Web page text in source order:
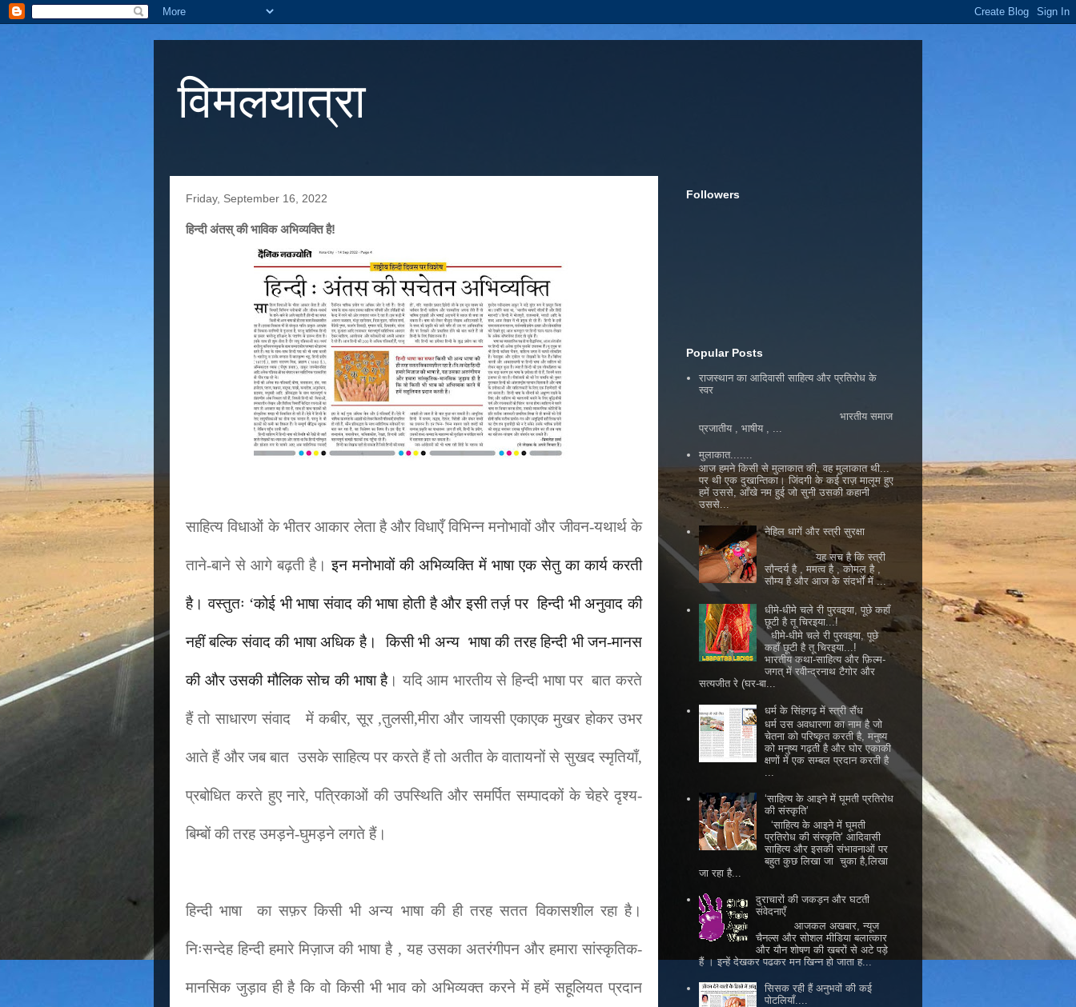
विमलयात्रा
Friday, September 16, 2022
हिन्दी अंतस् की भाविक अभिव्यक्ति है!
साहित्य विधाओं के भीतर आकार लेता है और विधाएँ विभिन्न मनोभावों और जीवन-यथार्थ के
ताने-बाने से आगे बढ़ती है।इन मनोभावों की अभिव्यक्ति में भाषा एक सेतु का कार्य करती
है। वस्तुतः ‘कोई भी भाषा संवाद की भाषा होती है और इसी तर्ज़ परहिन्दी भी अनुवाद की
नहीं बल्कि संवाद की भाषा अधिक है। किसी भी अन्य भाषा की तरह हिन्दी भी जन-मानस
की और उसकी मौलिक सोच की भाषा है। यदि आम भारतीय सेहिन्दी भाषा पर बात करते
हैं तो साधारण संवाद में कबीर, सूर ,तुलसी,मीरा और जायसी एकाएक मुखर होकर उभर
आते हैं और जब बात उसके साहित्य पर करते हैं तो अतीत के वातायनों से सुखद स्मृतियाँ,
प्रबोधित करते हुए नारे, पत्रिकाओं की उपस्थिति और समर्पित सम्पादकों के चेहरे दृश्य-
बिम्बों की तरह उमड़ने-घुमड़ने लगते हैं।
हिन्दी भाषा का सफ़र किसी भी अन्य भाषा की ही तरह सतत विकासशील रहा है।
निःसन्देहहिन्दी हमारे मिज़ाज की भाषा है , यह उसका अतरंगीपन और हमारा सांस्कृतिक-
मानसिक जुड़ाव ही है कि वो किसी भी भाव को अभिव्यक्त करने में हमें सहूलियत प्रदान
Followers
Popular Posts
राजस्थान का आदिवासी साहित्य और प्रतिरोध के
स्वर
भारतीय समाज
प्रजातीय , भाषीय , ...
मुलाकात.......
आज हमने किसी से मुलाकात की, वह मुलाकात थी...
पर थी एक दुखान्तिका। जिंदगी के कई राज़ मालूम हुए
हमें उससे, आँखे नम हुई जो सुनी उसकी कहानी
उससे...
नेहिल धागें और स्त्री सुरक्षा
यह सच है कि स्त्री
सौन्दर्य है , ममत्व है , कोमल है ,
सौम्य है और आज के संदर्भों में ...
धीमे-धीमे चले री पुरवइया, पूछे कहाँ
छूटी है तू चिरइया...!
धीमे-धीमे चले री पुरवइया, पूछे
कहाँ छूटी है तू चिरइया...!
भारतीय कथा-साहित्य और फ़िल्म-
जगत् में रवीन्द्रनाथ टैगोर और
सत्यजीत रे (घर-बा...
धर्म के सिंहगढ़ में स्त्री सैंध
धर्म उस अवधारणा का नाम है जो
चेतना को परिष्कृत करती है, मनुष्य
को मनुष्य गढ़ती है और घोर एकाकी
क्षणों में एक सम्बल प्रदान करती है
...
‘साहित्य के आइने में घूमती प्रतिरोध
की संस्कृति’
‘साहित्य के आइने में घूमती
प्रतिरोध की संस्कृति’ आदिवासी
साहित्य और इसकी संभावनाओं पर
बहुत कुछ लिखा जा चुका है,लिखा
जा रहा है...
दुराचारों की जकड़न और घटती
संवेदनाएँ
आजकल अखबार, न्यूज
चैनल्स और सोशल मीडिया बलात्कार
और यौन शोषण की खबरों से अटे पड़े
हैं । इन्हें देखकर पढकर मन खिन्न हो जाता ह...
सिसक रही हैं अनुभवों की कई
पोटलियाँ....